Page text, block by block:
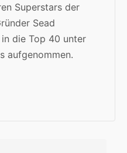
Superstars der
Sead
die Top 40 unter
aufgenommen.